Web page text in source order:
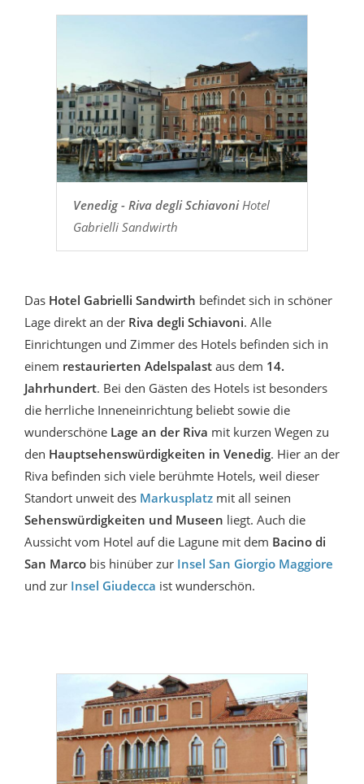
Venedig - Riva degli SchiavoniHotel
Gabrielli Sandwirth
Das Hotel Gabrielli Sandwirth befindet sich in schöner
Lage direkt an der Riva degli Schiavoni. Alle
Einrichtungen und Zimmer des Hotels befinden sich in
einem restaurierten Adelspalast aus dem 14.
Jahrhundert. Bei den Gästen des Hotels ist besonders
die herrliche Inneneinrichtung beliebt sowie die
wunderschöne Lage an der Riva mit kurzen Wegen zu
den Hauptsehenswürdigkeiten in Venedig. Hier an der
Riva befinden sich viele berühmte Hotels, weil dieser
Standort unweit des Markusplatz mit all seinen
Sehenswürdigkeiten und Museen liegt. Auch die
Aussicht vom Hotel auf die Lagune mit dem Bacino di
San Marco bis hinüber zur Insel San Giorgio Maggiore
und zur Insel Giudecca ist wunderschön.